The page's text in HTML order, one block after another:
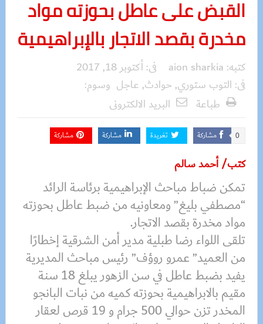
القبض على عاطل بحوزته مواد
مخدرة بقصد الاتجار بالإبراهيمية
كتبه: aion sharkia فى:أكتوبر 18, 2017
فى: التوب ستوري, حوادث, عاجل وسوم:
طباعة
البريد الالكترونى
مشاركة 0 تغريدة مشاركة مشاركة
كتب/ أحمد سالم
تمكن ضباط مباحث الإبراهيمية برئاسة الرائد
“مصطفي بليغ” ومعاونيه من ضبط عاطل بحوزته
مواد مخدرة بقصد الاتجار.
تلقى اللواء رضا طبلية مدير أمن الشرقية إخطارًا
من العميد” عمرو روؤف” رئيس مباحث المديرية
يفيد بضبط عاطل في سن الزهور يبلغ 18 سنة
مقيم بالابراهيمية بحوزته كميه من نبات البانجو
المخدر تزن حوالي 500 جرام و 19 قرص لعقار